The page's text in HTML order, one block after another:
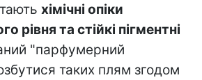
хімічні опіки
рівня та стійкі пігментні
"парфумерний
таких плям згодом